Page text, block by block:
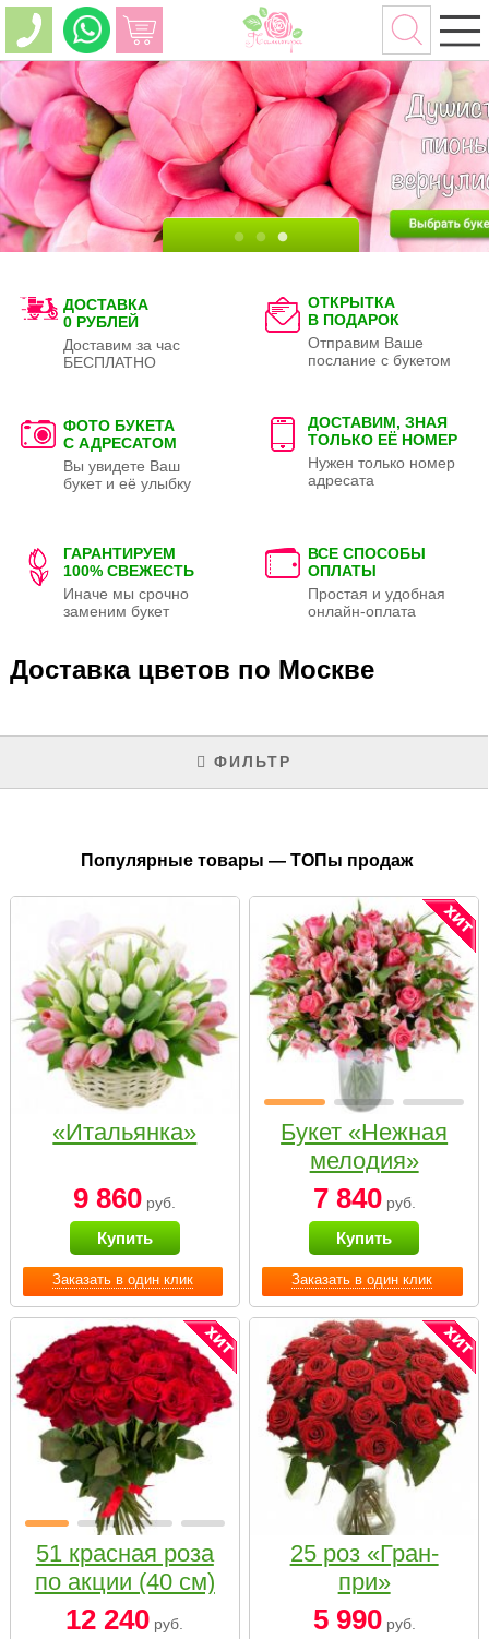
ДОСТАВКА
0 РУБЛЕЙ
Доставим за час
БЕСПЛАТНО
ОТКРЫТКА
В ПОДАРОК
Отправим Ваше
послание с букетом
ФОТО БУКЕТА
С АДРЕСАТОМ
Вы увидете Ваш
букет и её улыбку
ДОСТАВИМ, ЗНАЯ
ТОЛЬКО ЕЁ НОМЕР
Нужен только номер
адресата
ГАРАНТИРУЕМ
100% СВЕЖЕСТЬ
Иначе мы срочно
заменим букет
ВСЕ СПОСОБЫ
ОПЛАТЫ
Простая и удобная
онлайн-оплата
Доставка цветов по Москве
ФИЛЬТР
Популярные товары — ТОПы продаж
Заказать в один клик
«Итальянка»
9 860 руб.
Купить
Заказать в один клик
Букет «Нежная
мелодия»
7 840руб.
Купить
51 красная роза
по акции (40 см)
12 240 руб.
25 роз «Гран-
при»
5 990руб.